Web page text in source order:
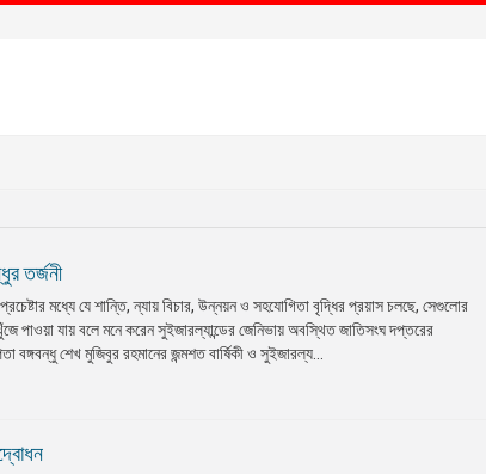
তর্জনী
মধ্যে যে শান্তি, ন্যায় বিচার, উন্নয়ন ও সহযোগিতা বৃদ্ধির প্রয়াস চলছে, সেগুলোর
পাওয়া যায় বলে মনে করেন সুইজারল্যান্ডের জেনিভায় অবস্থিত জাতিসংঘ দপ্তরের
বঙ্গবন্ধু শেখ মুজিবুর রহমানের জন্মশত বার্ষিকী ও সুইজারল্য...